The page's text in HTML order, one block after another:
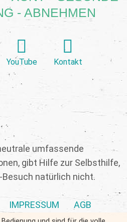
- ABNEHMEN
YouTube Kontakt
umfassende
gibt Hilfe zur Selbsthilfe,
natürlich nicht.
IMPRESSUM AGB